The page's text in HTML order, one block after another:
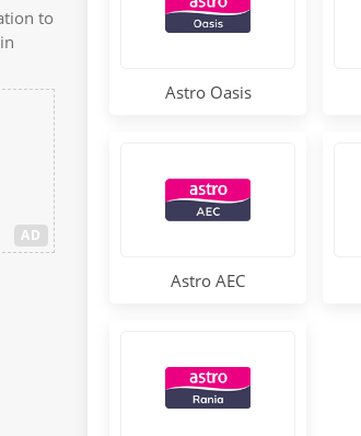
to
AD
Astro Oasis
Astro AEC